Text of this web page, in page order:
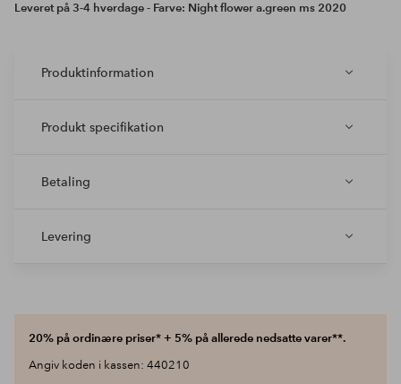
Leveret på 3-4 hverdage - Farve: Night flower a.green ms 2020
Produktinformation
Produkt specifikation
Betaling
Levering
20% på ordinære priser* + 5% på allerede nedsatte varer**.
Angiv koden i kassen: 440210